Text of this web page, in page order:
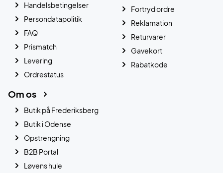
Handelsbetingelser
Persondatapolitik
FAQ
Prismatch
Levering
Ordrestatus
Fortryd ordre
Reklamation
Returvarer
Gavekort
Rabatkode
Om os
Butik på Frederiksberg
Butik i Odense
Opstrengning
B2B Portal
Løvens hule